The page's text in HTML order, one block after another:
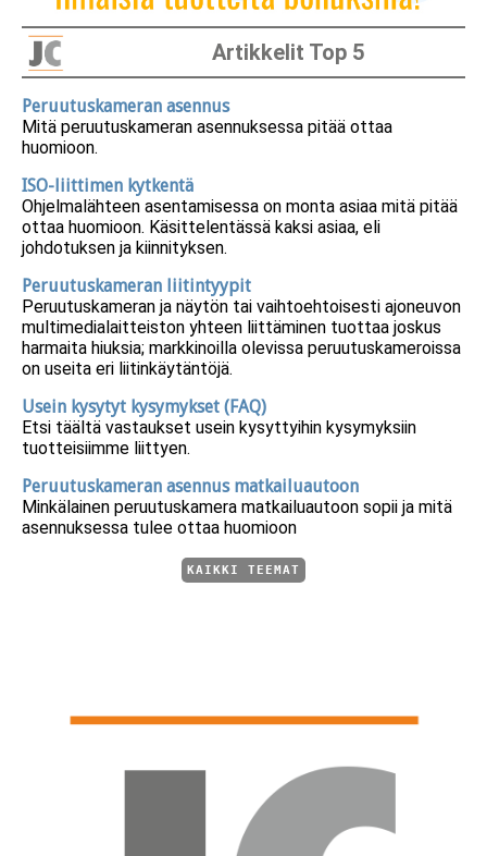
Artikkelit Top 5
Peruutuskameran asennus
Mitä peruutuskameran asennuksessa pitää ottaa
huomioon.
ISO-liittimen kytkentä
Ohjelmalähteen asentamisessa on monta asiaa mitä pitää
ottaa huomioon. Käsittelentässä kaksi asiaa, eli
johdotuksen ja kiinnityksen.
Peruutuskameran liitintyypit
Peruutuskameran ja näytön tai vaihtoehtoisesti ajoneuvon
multimedialaitteiston yhteen liittäminen tuottaa joskus
harmaita hiuksia; markkinoilla olevissa peruutuskameroissa
on useita eri liitinkäytäntöjä.
Usein kysytyt kysymykset (FAQ)
Etsi täältä vastaukset usein kysyttyihin kysymyksiin
tuotteisiimme liittyen.
Peruutuskameran asennus matkailuautoon
Minkälainen peruutuskamera matkailuautoon sopii ja mitä
asennuksessa tulee ottaa huomioon
KAIKKI TEEMAT